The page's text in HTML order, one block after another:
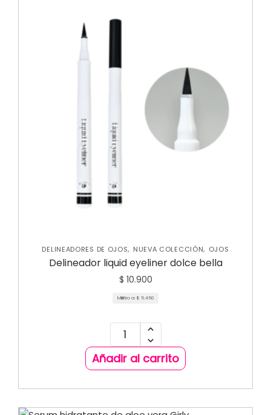
DELINEADORES DE OJOS, NUEVA COLECCIÓN, OJOS
Delineador liquid eyeliner dolce bella
$ 10.900
Mililitro a: $ 5.450
Añadir al carrito